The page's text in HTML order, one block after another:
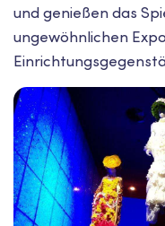
und genießen das
ungewöhnlichen